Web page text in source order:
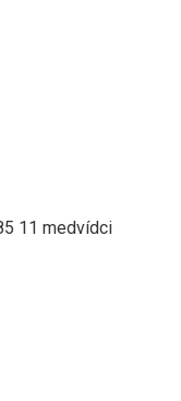
11 medvídci